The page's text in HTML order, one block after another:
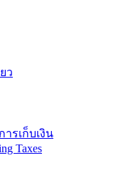
ว
รเก็บเงิน
Taxes